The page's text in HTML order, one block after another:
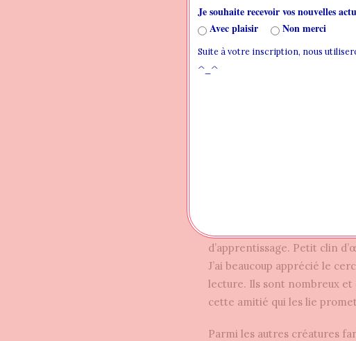
Que je le
J’ai adoré en savoir plus
réparties m’ont beaucoup
d’apprentissage. Petit clin
J’ai beaucoup apprécié le
lecture. Ils sont nombreux et
cette amitié qui les lie
Parmi les autres créatures
Je souhaite recevoir vos nouvelles
Avec plaisir
Non merci
Suite à votre inscription, nous
^_^